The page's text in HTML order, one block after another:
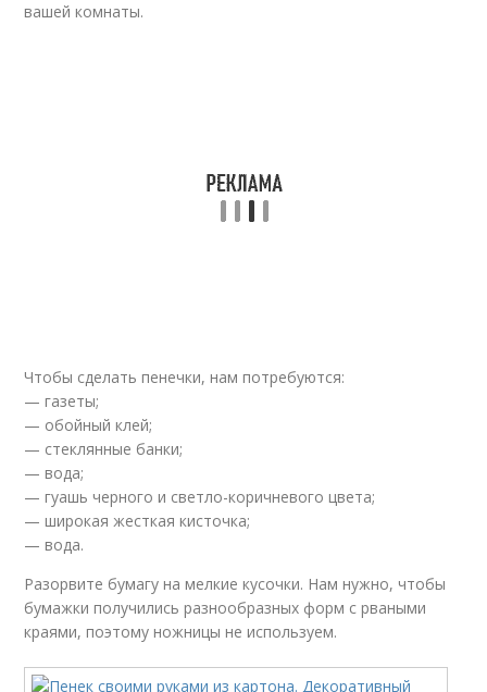
вашей комнаты.
Чтобы сделать пенечки, нам потребуются:
— газеты;
— обойный клей;
— стеклянные банки;
— вода;
— гуашь черного и светло-коричневого цвета;
— широкая жесткая кисточка;
— вода.
Разорвите бумагу на мелкие кусочки. Нам нужно, чтобы
бумажки получились разнообразных форм с рваными
краями, поэтому ножницы не используем.